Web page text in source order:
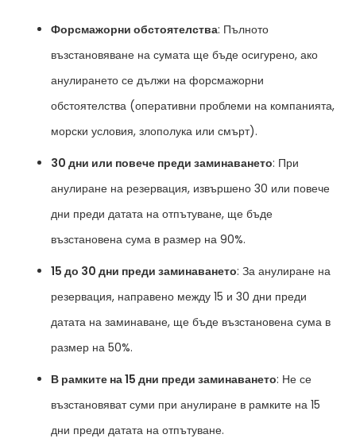
Форсмажорни обстоятелства: Пълното
възстановяване на сумата ще бъде осигурено, ако
анулирането се дължи на форсмажорни
обстоятелства (оперативни проблеми на компанията,
морски условия, злополука или смърт).
30 дни или повече преди заминаването: При
анулиране на резервация, извършено 30 или повече
дни преди датата на отпътуване, ще бъде
възстановена сума в размер на 90%.
15 до 30 дни преди заминаването: За анулиране на
резервация, направено между 15 и 30 дни преди
датата на заминаване, ще бъде възстановена сума в
размер на 50%.
В рамките на 15 дни преди заминаването: Не се
възстановяват суми при анулиране в рамките на 15
дни преди датата на отпътуване.